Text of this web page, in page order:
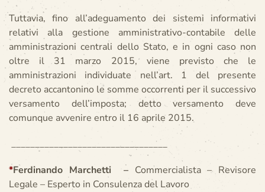
Tuttavia, fino all’adeguamento dei sistemi informativi
relativi alla gestione amministrativo-contabile delle
amministrazioni centrali dello Stato, e in ogni caso non
oltre il 31 marzo 2015, viene previsto che le
amministrazioni individuate nell’art. 1 del presente
decreto accantonino le somme occorrenti per il successivo
versamento dell’imposta; detto versamento deve
comunque avvenire entro il 16 aprile 2015.
_________________________________
*Ferdinando Marchetti – Commercialista – Revisore
Legale – Esperto in Consulenza del Lavoro